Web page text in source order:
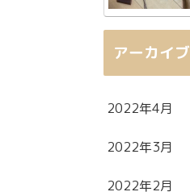
アーカイブ
2022年4月
2022年3月
2022年2月